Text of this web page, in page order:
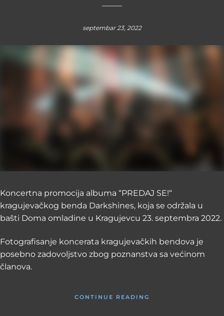
septembar 23, 2022
Koncertna promocija albuma “PREDAJ SE!“
kragujevačkog benda Darkshines, koja se održala u
bašti Doma omladine u Kragujevcu 23. septembra 2022.
Fotografisanje koncerata kragujevačkih bendova je
posebno zadovoljstvo zbog poznanstva sa većinom
članova.
CONTINUE READING